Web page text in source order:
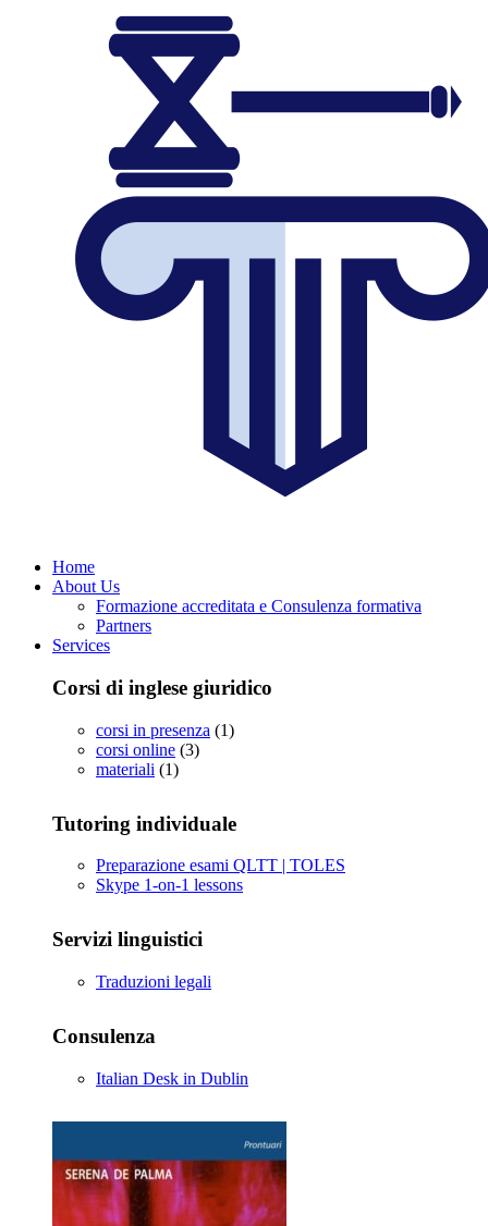
Home
About Us
Formazione accreditata e Consulenza formativa
Partners
Services
Corsi di inglese giuridico
corsi in presenza (1)
corsi online (3)
materiali (1)
Tutoring individuale
Preparazione esami QLTT | TOLES
Skype 1-on-1 lessons
Servizi linguistici
Traduzioni legali
Consulenza
Italian Desk in Dublin